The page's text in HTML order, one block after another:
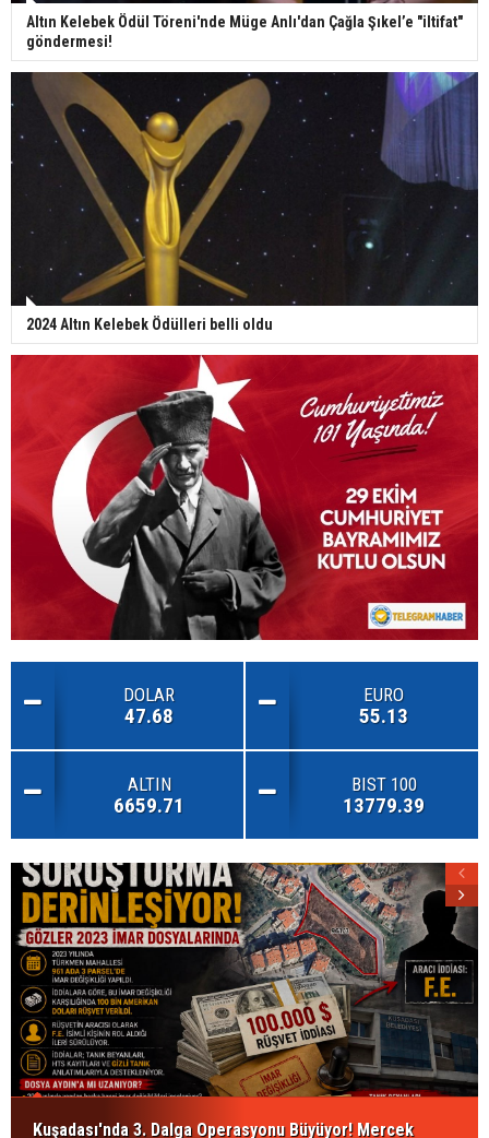
Altın Kelebek Ödül Töreni'nde Müge Anlı'dan Çağla Şıkel’e "iltifat"
göndermesi!
2024 Altın Kelebek Ödülleri belli oldu
DOLAR
47.68
EURO
55.13
ALTIN
6659.71
BIST 100
13779.39
Kuşadası'nda 3. Dalga Operasyonu Büyüyor! Mercek